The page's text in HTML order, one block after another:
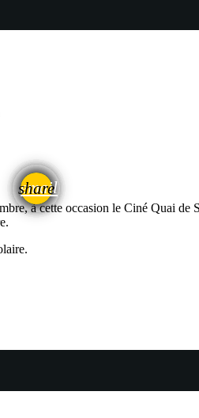
share
email
à cette occasion le Ciné Quai